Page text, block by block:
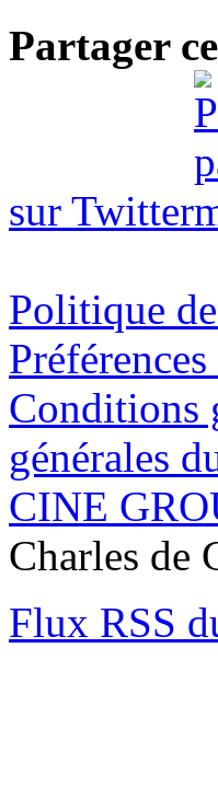
Partager
sur Twitter
Politique
Conditions
générales
CINE
Charles de
Flux RSS